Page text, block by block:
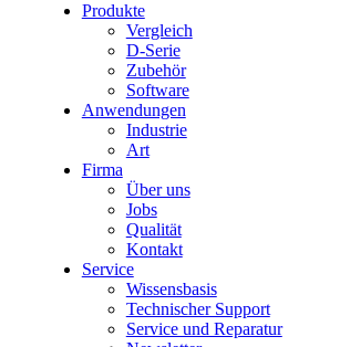
Produkte
Vergleich
D-Serie
Zubehör
Software
Anwendungen
Industrie
Art
Firma
Über uns
Jobs
Qualität
Kontakt
Service
Wissensbasis
Technischer Support
Service und Reparatur